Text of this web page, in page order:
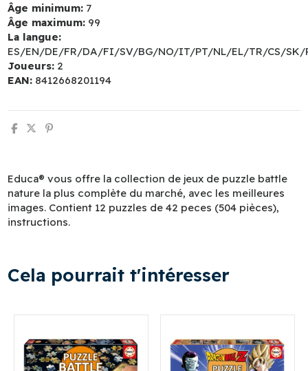
Âge minimum: 7
Âge maximum: 99
La langue:
ES/EN/DE/FR/DA/FI/SV/BG/NO/IT/PT/NL/EL/TR/CS/
Joueurs: 2
EAN: 8412668201194
Educa® vous offre la collection de jeux de puzzle battle
nature la plus complète du marché, avec les meilleures
images. Contient 12 puzzles de 42 peces (504 pièces),
instructions.
Cela pourrait t'intéresser